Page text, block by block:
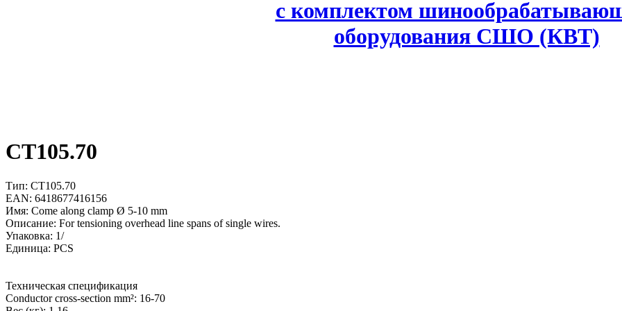
с комплектом
оборудования СШО (КВТ)
CT105.70
Тип: CT105.70
EAN: 6418677416156
Имя: Come along clamp Ø 5-10 mm
Описание: For tensioning overhead line spans of single wires.
Упаковка: 1/
Единица: PCS
Техническая спецификация
Conductor cross-section mm²: 16-70